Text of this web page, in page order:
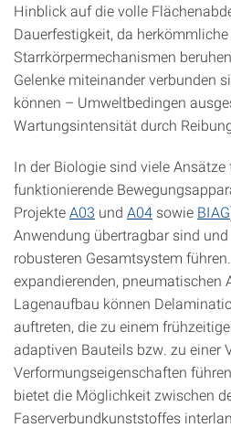
Hinblick auf die volle
Dauerfestigkeit, da
Starrkörpermechanismen
Gelenke miteinander verbunden
können – Umweltbedingen
Wartungsintensität durch
In der Biologie sind viele
funktionierende
ProjekteA03 und A04 sowie BIAG
Anwendung übertragbar sind
robusteren Gesamtsystem
expandierenden, pneumatischen
Lagenaufbau können
auftreten, die zu einem
adaptiven Bauteils bzw. zu einer
Verformungseigenschaften
bietet die Möglichkeit zwischen
Faserverbundkunststoffes